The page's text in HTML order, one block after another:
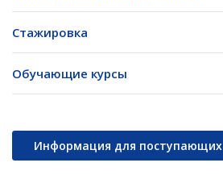
Стажировка
Обучающие курсы
Информация для поступающих